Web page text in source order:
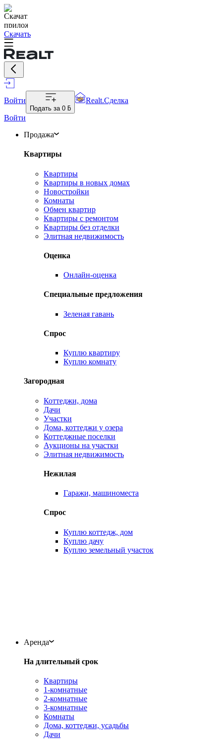
Скачать
Войти
Подать за 0 ƃ
Realt.Сделка
Войти
Продажа
Квартиры
Квартиры
Квартиры в новых домах
Новостройки
Комнаты
Обмен квартир
Квартиры с ремонтом
Квартиры без отделки
Элитная недвижимость
Оценка
Онлайн-оценка
Специальные предложения
Зеленая гавань
Спрос
Куплю квартиру
Куплю комнату
Загородная
Коттеджи, дома
Дачи
Участки
Дома, коттеджи у озера
Коттеджные поселки
Аукционы на участки
Элитная недвижимость
Нежилая
Гаражи, машиноместа
Спрос
Куплю коттедж, дом
Куплю дачу
Куплю земельный участок
Аренда
На длительный срок
Квартиры
1-комнатные
2-комнатные
3-комнатные
Комнаты
Дома, коттеджи, усадьбы
Дачи